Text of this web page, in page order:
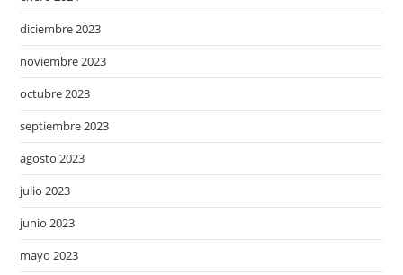
diciembre 2023
noviembre 2023
octubre 2023
septiembre 2023
agosto 2023
julio 2023
junio 2023
mayo 2023